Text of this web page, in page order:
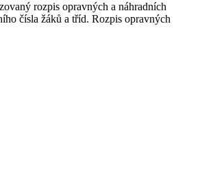
rozpis opravných a náhradních
čísla žáků a tříd. Rozpis opravných